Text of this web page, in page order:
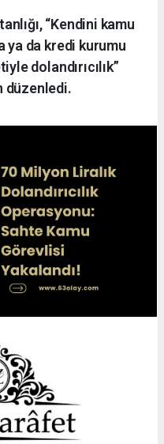
“Kendini kamu
ya da kredi kurumu
dolandırıcılık”
düzenledi.